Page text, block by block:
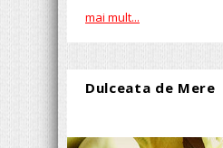
mai mult...
Dulceata de Mere